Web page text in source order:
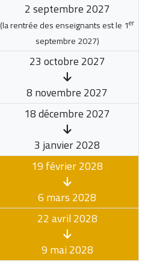
2 septembre 2027
(la rentrée des enseignants est le 1er
septembre 2027)
23 octobre 2027
8 novembre 2027
18 décembre 2027
3 janvier 2028
19 février 2028
6 mars 2028
22 avril 2028
9 mai 2028